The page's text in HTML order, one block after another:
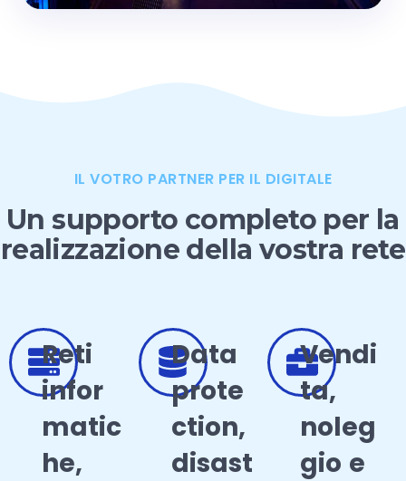
IL VOTRO PARTNER PER IL DIGITALE
Un supporto completo per la
realizzazione della vostra rete
Reti
infor
matic
he,
Data
prote
ction,
disast
Vendi
ta,
noleg
gio e